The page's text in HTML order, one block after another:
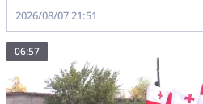
2026/08/07 21:51
06:57